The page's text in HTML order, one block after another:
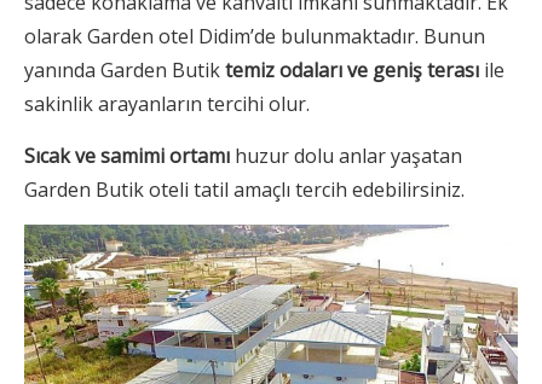
olarak Garden otel Didim’de bulunmaktadır. Bunun
yanında Garden Butiktemiz odaları ve geniş terası ile
sakinlik arayanların tercihi olur.
Sıcak ve samimi ortamı huzur dolu anlar yaşatan
Garden Butik oteli tatil amaçlı tercih edebilirsiniz.